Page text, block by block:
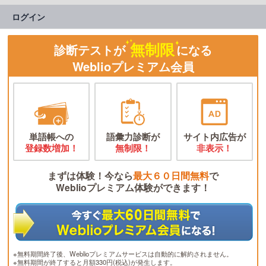
ログイン
診断テストが 無制限になる
Weblioプレミアム会員
単語帳への
登録数増加！
語彙力診断が
無制限！
サイト内広告が
非表示！
まずは体験！今なら最大６０日間無料で
Weblioプレミアム体験ができます！
※無料期間終了後、Weblioプレミアムサービスは自動的に解約されません。
※無料期間が終了すると月額330円(税込)が発生します。